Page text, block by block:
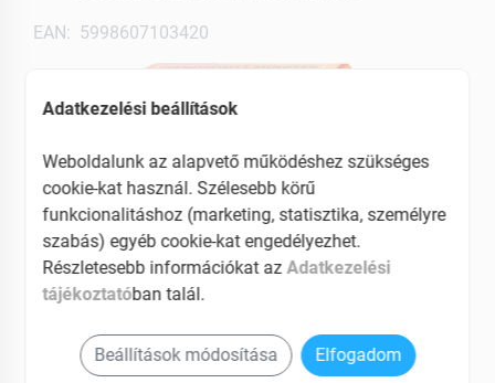
EAN: 5998607103420
Adatkezelési beállítások
Weboldalunk az alapvető működéshez szükséges
cookie-kat használ. Szélesebb körű
funkcionalitáshoz (marketing, statisztika, személyre
szabás) egyéb cookie-kat engedélyezhet.
Részletesebb információkat az Adatkezelési
tájékoztatóban talál.
Beállítások módosítása Elfogadom